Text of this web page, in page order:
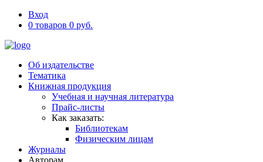
Вход
0 товаров 0 руб.
Об издательстве
Тематика
Книжная продукция
Учебная и научная литература
Прайс-листы
Как заказать:
Библиотекам
Физическим лицам
Журналы
Авторам